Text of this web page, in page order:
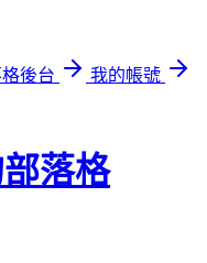
後台
我的帳號
落格